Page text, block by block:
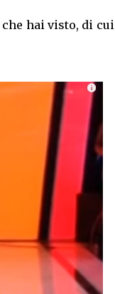
che hai visto, di cui